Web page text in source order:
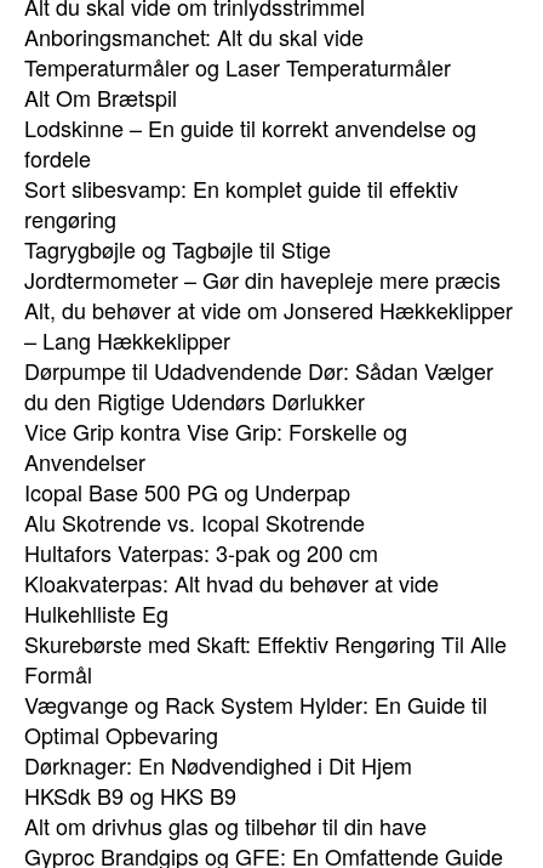
Anboringsmanchet: Alt du skal vide
Temperaturmåler og Laser Temperaturmåler
Alt Om Brætspil
Lodskinne – En guide til korrekt anvendelse og
fordele
Sort slibesvamp: En komplet guide til effektiv
rengøring
Tagrygbøjle og Tagbøjle til Stige
Jordtermometer – Gør din havepleje mere præcis
Alt, du behøver at vide om Jonsered Hækkeklipper
– Lang Hækkeklipper
Dørpumpe til Udadvendende Dør: Sådan Vælger
du den Rigtige Udendørs Dørlukker
Vice Grip kontra Vise Grip: Forskelle og
Anvendelser
Icopal Base 500 PG og Underpap
Alu Skotrende vs. Icopal Skotrende
Hultafors Vaterpas: 3-pak og 200 cm
Kloakvaterpas: Alt hvad du behøver at vide
Hulkehlliste Eg
Skurebørste med Skaft: Effektiv Rengøring Til Alle
Formål
Vægvange og Rack System Hylder: En Guide til
Optimal Opbevaring
Dørknager: En Nødvendighed i Dit Hjem
HKSdk B9 og HKS B9
Alt om drivhus glas og tilbehør til din have
Gyproc Brandgips og GFE: En Omfattende Guide